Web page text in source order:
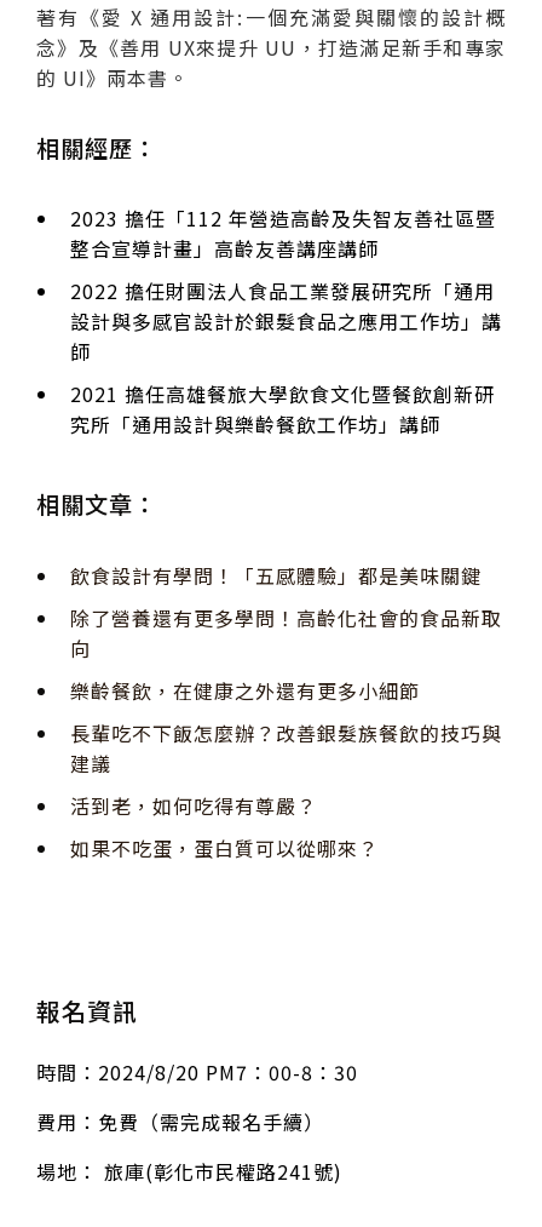
著有《愛 X 通用設計:一個充滿愛與關懷的設計概
念》及《善用 UX來提升 UU，打造滿足新手和專家
的 UI》兩本書。
相關經歷：
2023 擔任「112 年營造高齡及失智友善社區暨
整合宣導計畫」高齡友善講座講師
2022 擔任財團法人食品工業發展研究所「通用
設計與多感官設計於銀髮食品之應用工作坊」講
師
2021 擔任高雄餐旅大學飲食文化暨餐飲創新研
究所「通用設計與樂齡餐飲工作坊」講師
相關文章：
飲食設計有學問！「五感體驗」都是美味關鍵
除了營養還有更多學問！高齡化社會的食品新取
向
樂齡餐飲，在健康之外還有更多小細節
長輩吃不下飯怎麼辦？改善銀髮族餐飲的技巧與
建議
活到老，如何吃得有尊嚴？
如果不吃蛋，蛋白質可以從哪來？
報名資訊
時間：2024/8/20 PM7：00-8：30
費用：免費（需完成報名手續）
場地： 旅庫(彰化市民權路241號)